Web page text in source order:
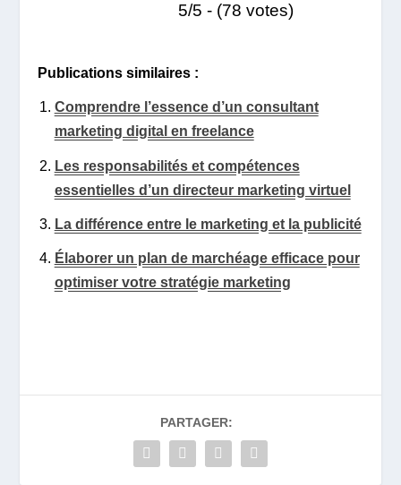
5/5 - (78 votes)
Publications similaires :
Comprendre l’essence d’un consultant
marketing digital en freelance
Les responsabilités et compétences
essentielles d’un directeur marketing virtuel
La différence entre le marketing et la publicité
Élaborer un plan de marchéage efficace pour
optimiser votre stratégie marketing
PARTAGER: